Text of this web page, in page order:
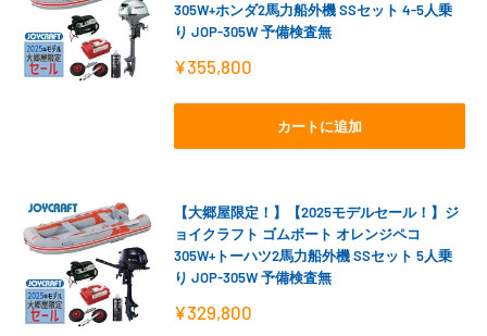
305W+ホンダ2馬力船外機 SSセット 4-5人乗
り JOP-305W 予備検査無
販
価
¥355,800
カートに追加
【大郷屋限定！】【2025モデルセール！】ジ
ョイクラフト ゴムボート オレンジペコ
305W+トーハツ2馬力船外機 SSセット 5人乗
り JOP-305W 予備検査無
販
¥329,800